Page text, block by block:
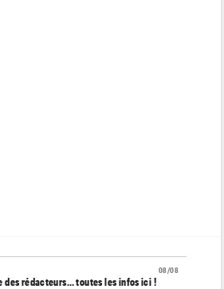
08/08
des rédacteurs… toutes les infos ici !